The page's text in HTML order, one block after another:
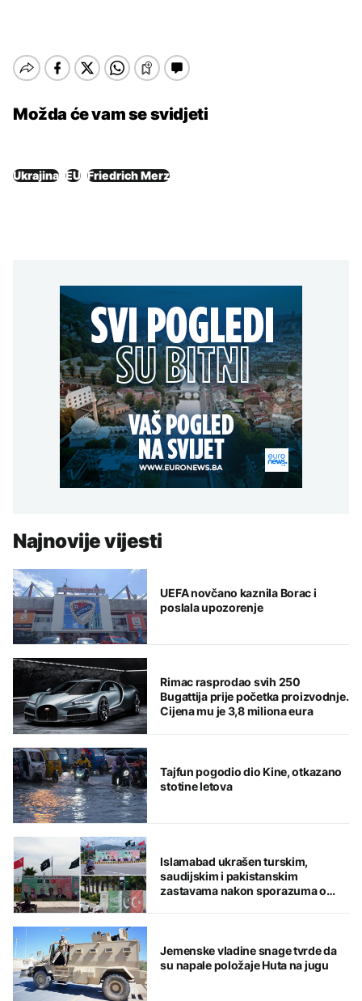
Možda će vam se svidjeti
Ukrajina EU Friedrich Merz
Najnovije vijesti
UEFA novčano kaznila Borac i
poslala upozorenje
Rimac rasprodao svih 250
Bugattija prije početka proizvodnje.
Cijena mu je 3,8 miliona eura
Tajfun pogodio dio Kine, otkazano
stotine letova
Islamabad ukrašen turskim,
saudijskim i pakistanskim
zastavama nakon sporazuma o
Jemenske vladine snage tvrde da
su napale položaje Huta na jugu